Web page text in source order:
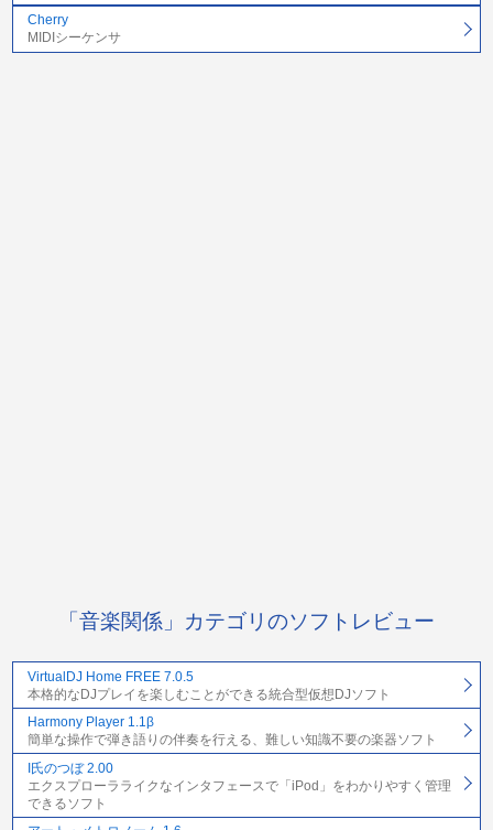
Cherry
MIDIシーケンサ
「音楽関係」カテゴリのソフトレビュー
VirtualDJ Home FREE 7.0.5
本格的なDJプレイを楽しむことができる統合型仮想DJソフト
Harmony Player 1.1β
簡単な操作で弾き語りの伴奏を行える、難しい知識不要の楽器ソフト
I氏のつぼ 2.00
エクスプローラライクなインタフェースで「iPod」をわかりやすく管理
できるソフト